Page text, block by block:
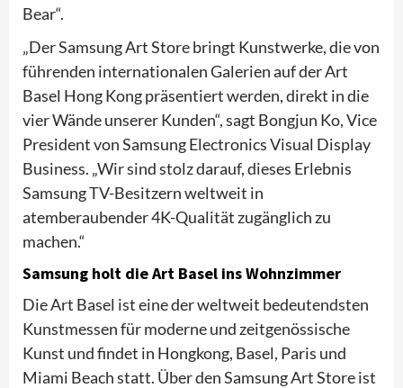
Bear“.
„Der Samsung Art Store bringt Kunstwerke, die von
führenden internationalen Galerien auf der Art
Basel Hong Kong präsentiert werden, direkt in die
vier Wände unserer Kunden“, sagt Bongjun Ko, Vice
President von Samsung Electronics Visual Display
Business. „Wir sind stolz darauf, dieses Erlebnis
Samsung TV-Besitzern weltweit in
atemberaubender 4K-Qualität zugänglich zu
machen.“
Samsung holt die Art Basel ins Wohnzimmer
Die Art Basel ist eine der weltweit bedeutendsten
Kunstmessen für moderne und zeitgenössische
Kunst und findet in Hongkong, Basel, Paris und
Miami Beach statt. Über den Samsung Art Store ist